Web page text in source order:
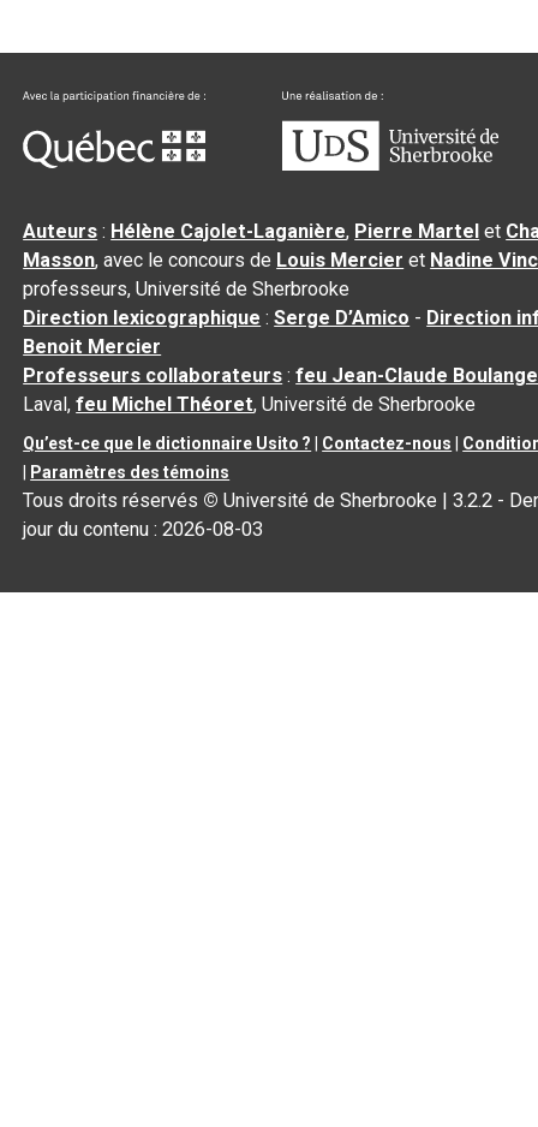
Auteurs : Hélène Cajolet-Laganière, Pierre Martel et
Masson, avec le concours de Louis Mercier et Nadine
professeurs, Université de Sherbrooke
Direction lexicographique :Serge D’Amico - Direction
Benoit Mercier
Professeurs collaborateurs :feu Jean-Claude
Laval,feu Michel Théoret, Université de Sherbrooke
Qu’est-ce que le dictionnaire Usito ? Contactez-nous
Paramètres des témoins
Tous droits réservés © Université de Sherbrooke |3.2.2 -
jour du contenu :2026-08-03